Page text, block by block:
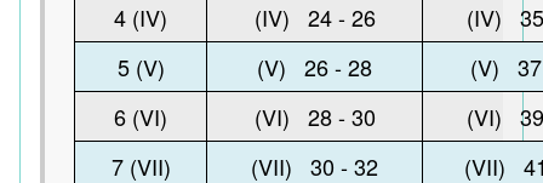
4 (IV)
(IV) 24 - 26
(IV)
5 (V)
(V) 26 - 28
(V)
6 (VI)
(VI) 28 - 30
(VI)
7 (VII)
(VII) 30 - 32 (VII)